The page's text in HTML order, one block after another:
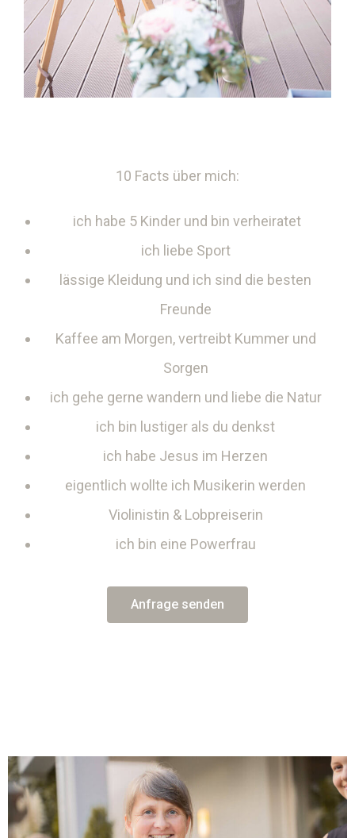
10 Facts über mich:
ich habe 5 Kinder und bin verheiratet
ich liebe Sport
lässige Kleidung und ich sind die besten
Freunde
Kaffee am Morgen, vertreibt Kummer und
Sorgen
ich gehe gerne wandern und liebe die Natur
ich bin lustiger als du denkst
ich habe Jesus im Herzen
eigentlich wollte ich Musikerin werden
Violinistin & Lobpreiserin
ich bin eine Powerfrau
Anfrage senden